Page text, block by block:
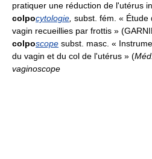
pratiquer une réduction de l'utérus
colpocytologie subst. fém. « Étude
vagin recueillies par frottis »
colposcope subst. masc. «
du vagin et du col de l'utérus » (
vaginoscope